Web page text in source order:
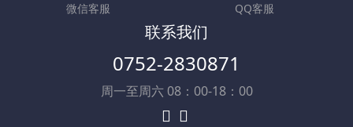
微信客服 QQ客服
联系我们
0752-2830871
周一至周六 08：00-18：00